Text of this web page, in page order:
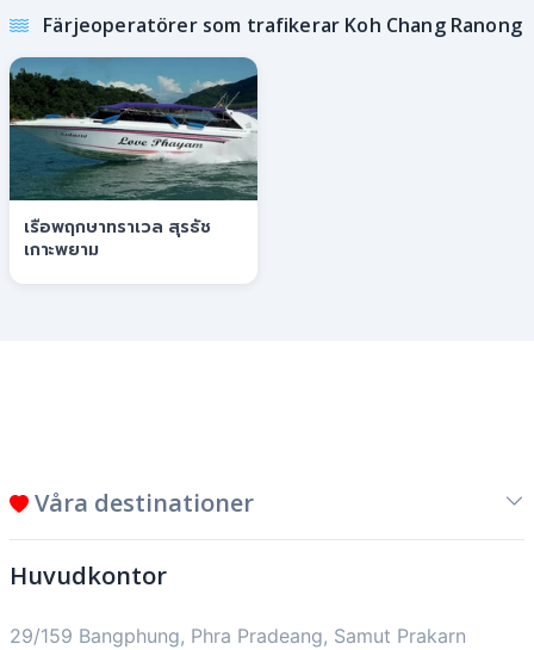
Färjeoperatörer som trafikerar Koh Chang Ranong
เรือพฤกษาทราเวล สุรธัช
เกาะพยาม
Våra destinationer
Huvudkontor
29/159 Bangphung, Phra Pradeang, Samut Prakarn